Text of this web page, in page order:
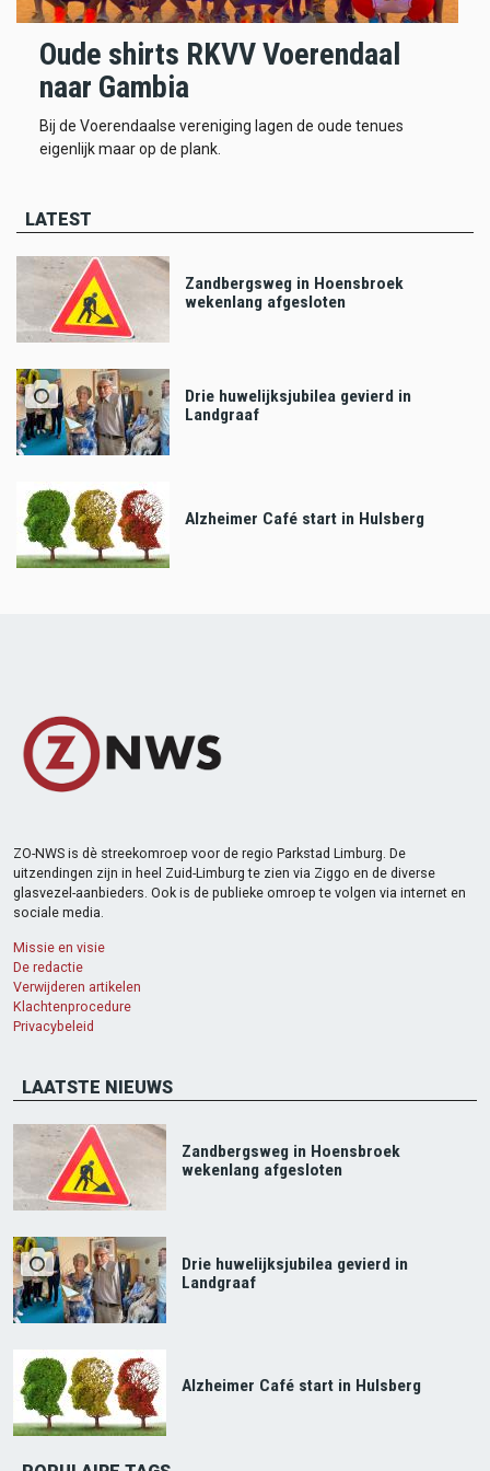
Oude shirts RKVV Voerendaal
naar Gambia
Bij de Voerendaalse vereniging lagen de oude tenues
eigenlijk maar op de plank.
LATEST
Zandbergsweg in Hoensbroek
wekenlang afgesloten
Drie huwelijksjubilea gevierd in
Landgraaf
Alzheimer Café start in Hulsberg
ZO-NWS is dè streekomroep voor de regio Parkstad Limburg. De
uitzendingen zijn in heel Zuid-Limburg te zien via Ziggo en de diverse
glasvezel-aanbieders. Ook is de publieke omroep te volgen via internet en
sociale media.
Missie en visie
De redactie
Verwijderen artikelen
Klachtenprocedure
Privacybeleid
LAATSTE NIEUWS
Zandbergsweg in Hoensbroek
wekenlang afgesloten
Drie huwelijksjubilea gevierd in
Landgraaf
Alzheimer Café start in Hulsberg